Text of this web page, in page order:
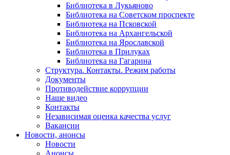
Библиотека в Лукьяново
Библиотека на Советском проспекте
Библиотека на Псковской
Библиотека на Архангельской
Библиотека на Ярославской
Библиотека в Прилуках
Библиотека на Гагарина
Структура. Контакты. Режим работы
Документы
Противодействие коррупции
Наше видео
Контакты
Независимая оценка качества услуг
Вакансии
Новости, анонсы
Новости
Анонсы